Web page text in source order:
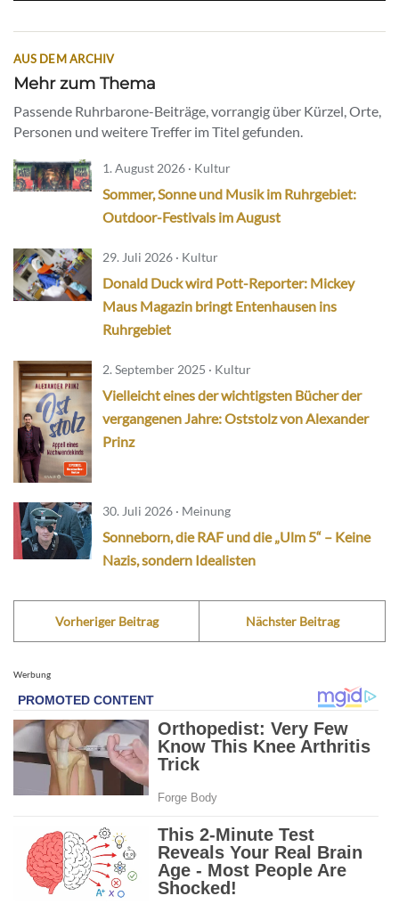
AUS DEM ARCHIV
Mehr zum Thema
Passende Ruhrbarone-Beiträge, vorrangig über Kürzel, Orte,
Personen und weitere Treffer im Titel gefunden.
1. August 2026 · Kultur
Sommer, Sonne und Musik im Ruhrgebiet:
Outdoor-Festivals im August
29. Juli 2026 · Kultur
Donald Duck wird Pott-Reporter: Mickey
Maus Magazin bringt Entenhausen ins
Ruhrgebiet
2. September 2025 · Kultur
Vielleicht eines der wichtigsten Bücher der
vergangenen Jahre: Oststolz von Alexander
Prinz
30. Juli 2026 · Meinung
Sonneborn, die RAF und die „Ulm 5“ – Keine
Nazis, sondern Idealisten
Vorheriger Beitrag Nächster Beitrag
Werbung